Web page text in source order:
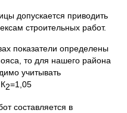
допускается приводить
строительных работ.
показатели определены
то для нашего района
учитывать
2=1,05
составляется в